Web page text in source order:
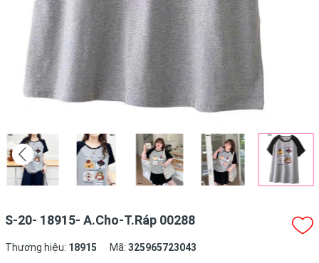
S-20- 18915- A.Cho-T.Ráp 00288
Thương hiệu: 18915 Mã: 325965723043